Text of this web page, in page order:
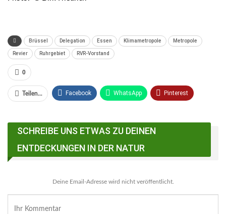
Brüssel Delegation Essen Klimametropole Metropole
Revier Ruhrgebiet RVR-Vorstand
0
Teilen... Facebook WhatsApp Pinterest
Facebook Messenger
SCHREIBE UNS ETWAS ZU DEINEN
ENTDECKUNGEN IN DER NATUR
Deine Email-Adresse wird nicht veröffentlicht.